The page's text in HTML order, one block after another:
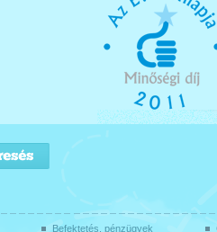
Befektetés, pénzügyek